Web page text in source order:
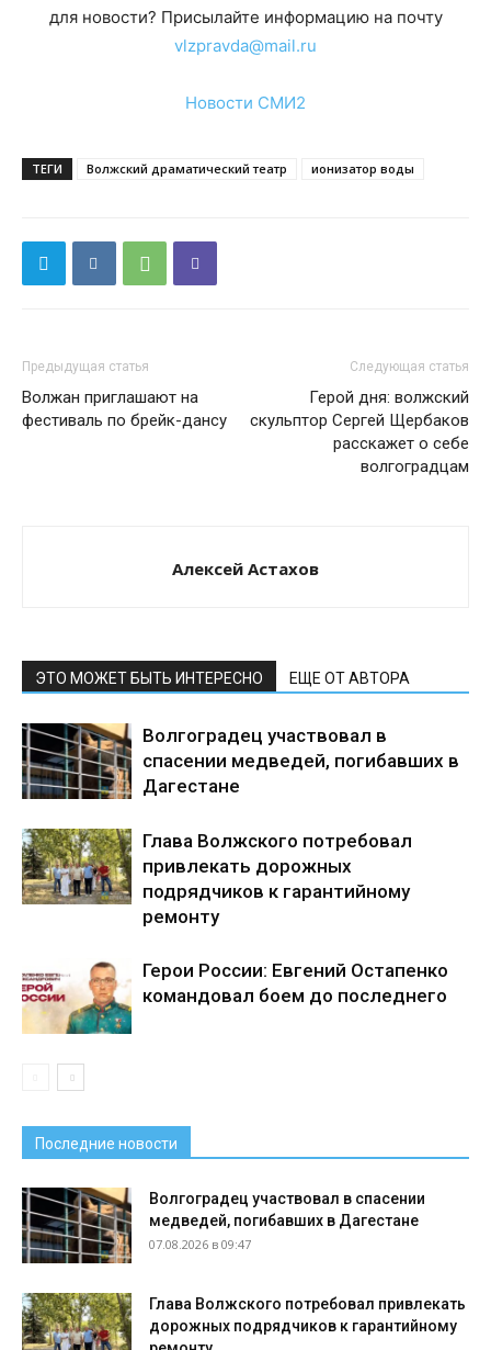
для новости? Присылайте информацию на почту
vlzpravda@mail.ru
Новости СМИ2
ТЕГИ Волжский драматический театр ионизатор воды
Предыдущая статья
Волжан приглашают на
фестиваль по брейк-дансу
Следующая статья
Герой дня: волжский
скульптор Сергей Щербаков
расскажет о себе
волгоградцам
Алексей Астахов
ЭТО МОЖЕТ БЫТЬ ИНТЕРЕСНО ЕЩЕ ОТ АВТОРА
Волгоградец участвовал в
спасении медведей, погибавших в
Дагестане
Глава Волжского потребовал
привлекать дорожных
подрядчиков к гарантийному
ремонту
Герои России: Евгений Остапенко
командовал боем до последнего
Последние новости
Волгоградец участвовал в спасении
медведей, погибавших в Дагестане
07.08.2026 в 09:47
Глава Волжского потребовал привлекать
дорожных подрядчиков к гарантийному